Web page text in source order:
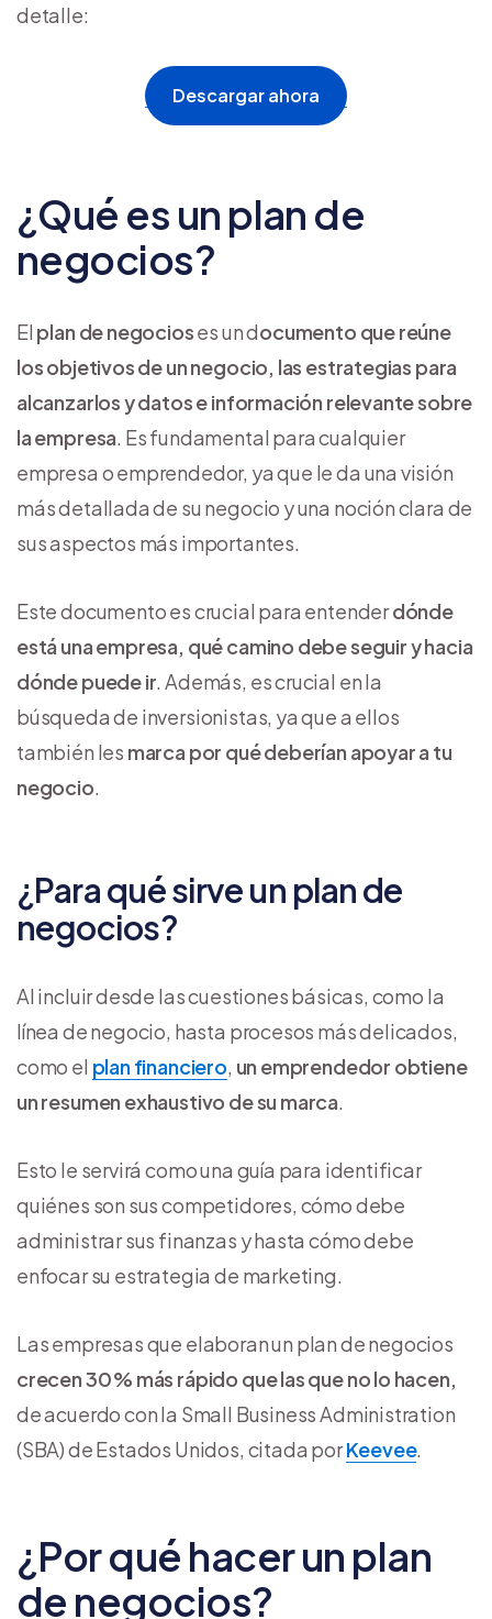
detalle:
Descargar ahora
¿Qué es un plan de
negocios?
El plan de negocioses un documento que reúne
los objetivos de un negocio, las estrategias para
alcanzarlos y datos e información relevante sobre
la empresa. Es fundamental para cualquier
empresa o emprendedor, ya que le da una visión
más detallada de su negocio y una noción clara de
sus aspectos más importantes.
Este documento es crucial para entenderdónde
está una empresa, qué camino debe seguir y hacia
dónde puede ir. Además, es crucial en la
búsqueda de inversionistas, ya que a ellos
también les marca por qué deberían apoyar a tu
negocio.
¿Para qué sirve un plan de
negocios?
Al incluir desde las cuestiones básicas, como la
línea de negocio, hasta procesos más delicados,
como el plan financiero, un emprendedor obtiene
un resumen exhaustivo de su marca.
Esto le servirá como una guía para identificar
quiénes son sus competidores, cómo debe
administrar sus finanzas y hasta cómo debe
enfocar su estrategia de marketing.
Las empresas que elaboran un plan de negocios
crecen 30 % más rápido que las que no lo hacen,
de acuerdo con la Small Business Administration
(SBA) de Estados Unidos, citada porKeevee.
¿Por qué hacer un plan
de negocios?